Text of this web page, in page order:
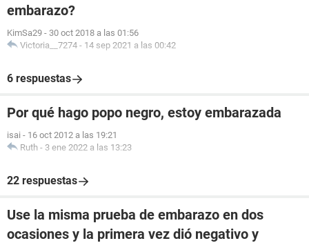
embarazo?
KimSa29 - 30 oct 2018 a las 01:56
Victoria__7274 - 14 sep 2021 a las 00:42
6 respuestas
Por qué hago popo negro, estoy embarazada
isai - 16 oct 2012 a las 19:21
Ruth - 3 ene 2022 a las 13:23
22 respuestas
Use la misma prueba de embarazo en dos
ocasiones y la primera vez dió negativo y